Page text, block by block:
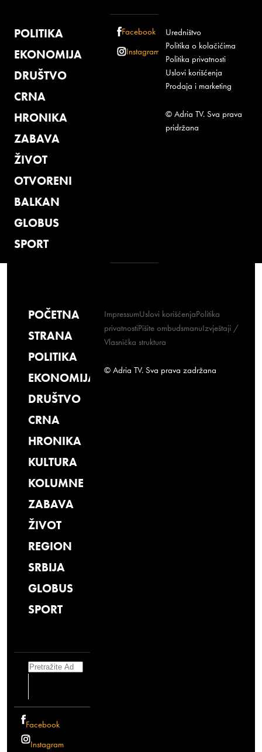
POLITIKA
EKONOMIJA
DRUŠTVO
CRNA
HRONIKA
ZABAVA
ŽIVOT
OTVORENI
BALKAN
GLOBUS
SPORT
Facebook
Instagram
Uredništvo
Politika o kolačićima
Politika privatnosti
Uslovi korišćenja
Prodaja i marketing
© Adria TV. Sva prava
pridržana
POČETNA
STRANA
POLITIKA
EKONOMIJA
DRUŠTVO
CRNA
HRONIKA
KULTURA
KOLUMNE
ZABAVA
ŽIVOT
REGION
SRBIJA
GLOBUS
SPORT
Search
Facebook
Instagram
ImpressumUslovi korišćenjaPolitika
privatnostiPišite ombudsmanuIzvještaji /
Vlasnička struktura
© Adria TV. Sva prava zadržana